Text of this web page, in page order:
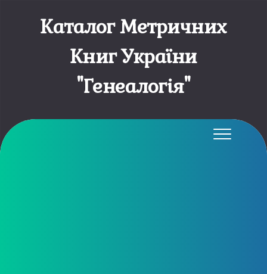
Каталог Метричних
Книг України
"Генеалогія"